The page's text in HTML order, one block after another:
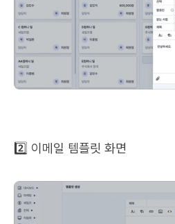
2️⃣ 이메일 템플릿 화면